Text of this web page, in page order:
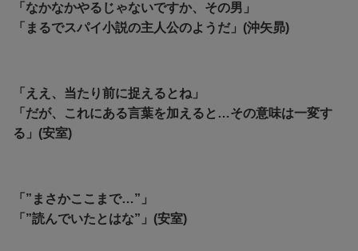
「なかなかやるじゃないですか、その男」
「まるでスパイ小説の主人公のようだ」(沖矢昴)
「ええ、当たり前に捉えるとね」
「だが、これにある言葉を加えると…その意味は一変す
る」(安室)
「”まさかここまで…”」
「”読んでいたとはな”」(安室)